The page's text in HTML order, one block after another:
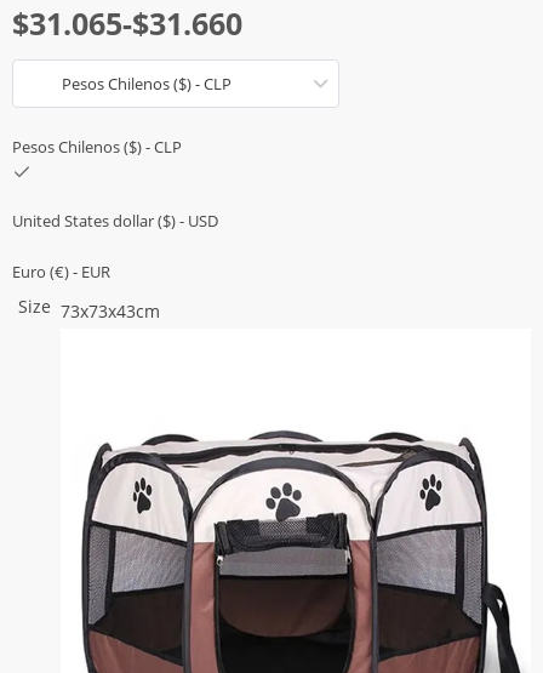
valoraciones
$31.065-$31.660
Rango
de
precios:
desde
$31.065
hasta
$31.660
Pesos Chilenos ($) - CLP
Pesos Chilenos ($) - CLP
United States dollar ($) - USD
Euro (€) - EUR
Size 73x73x43cm